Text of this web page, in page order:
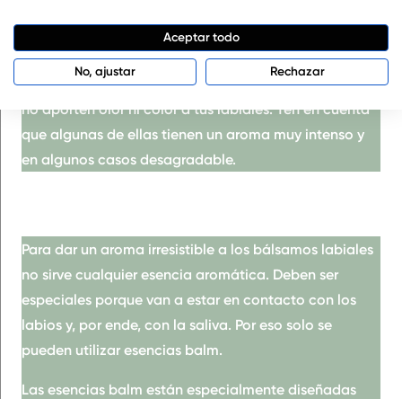
Además hay que tener en cuenta un apunte más: te
aconsejamos optar pormantecas refinadaspara que
no aporten olor ni color a tus labiales. Ten en cuenta
que algunas de ellas tienen un aroma muy intenso y
en algunos casos desagradable.
Para dar un aroma irresistible a los bálsamos labiales
no sirve cualquier esencia aromática. Deben ser
especiales porque van a estar en contacto con los
labios y, por ende, con la saliva. Por eso solo se
pueden utilizar esencias balm.
Las esencias balm están especialmente diseñadas
Aceptar todo
No, ajustar Rechazar